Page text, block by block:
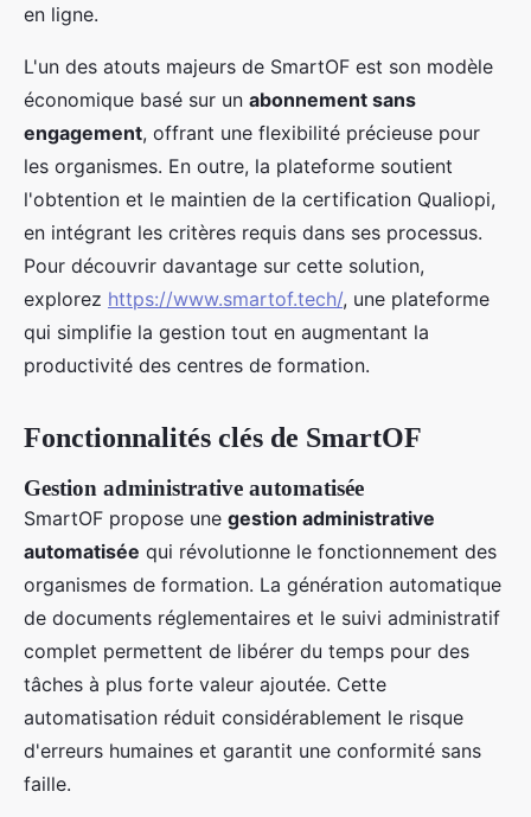
en ligne.
L'un des atouts majeurs de SmartOF est son modèle
économique basé sur un abonnement sans
engagement, offrant une flexibilité précieuse pour
les organismes. En outre, la plateforme soutient
l'obtention et le maintien de la certification Qualiopi,
en intégrant les critères requis dans ses processus.
Pour découvrir davantage sur cette solution,
explorez https://www.smartof.tech/, une plateforme
qui simplifie la gestion tout en augmentant la
productivité des centres de formation.
Fonctionnalités clés de SmartOF
Gestion administrative automatisée
SmartOF propose une gestion administrative
automatisée qui révolutionne le fonctionnement des
organismes de formation. La génération automatique
de documents réglementaires et le suivi administratif
complet permettent de libérer du temps pour des
tâches à plus forte valeur ajoutée. Cette
automatisation réduit considérablement le risque
d'erreurs humaines et garantit une conformité sans
faille.